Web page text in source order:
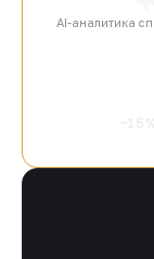
AI-аналитика